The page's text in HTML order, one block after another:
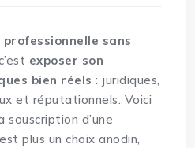
sans
exposer son
bien réels : juridiques,
et réputationnels. Voici
souscription d’une
plus un choix anodin,